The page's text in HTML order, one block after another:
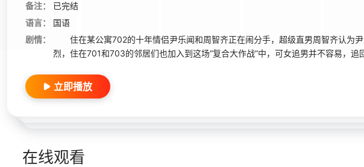
备注：
已完结
语言：
国语
剧情：
住在某公寓702的十年情侣尹乐闻和周智齐正在闹分手，超级直男周智齐认为
烈，住在701和703的邻居们也加入到这场“复合大作战”中，可女追男并不容易，追
立即播放
在线观看